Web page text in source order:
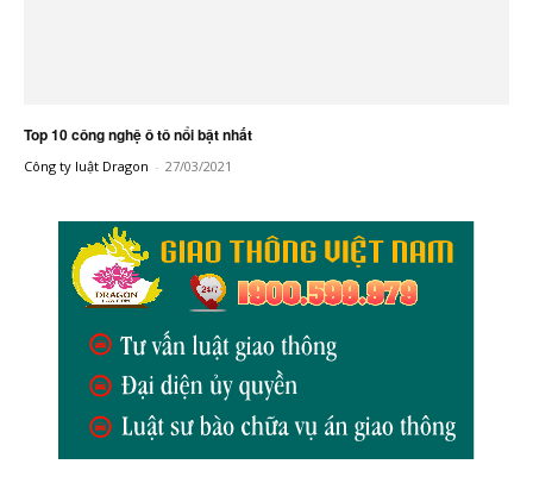
Top 10 công nghệ ô tô nổi bật nhất
Công ty luật Dragon - 27/03/2021